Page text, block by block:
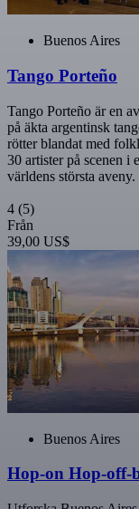
Buenos Aires
Tango Porteño
Tango Porteño är en
på äkta argentinsk
rötter blandat med
30 artister på scenen i
världens största aveny.
4 (5)
Från
39,00 US$
Buenos Aires
Hop-on Hop-off-